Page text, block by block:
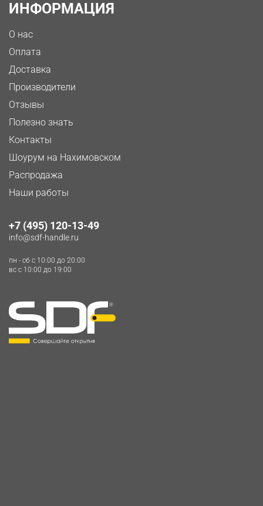
ИНФОРМАЦИЯ
О нас
Оплата
Доставка
Производители
Отзывы
Полезно знать
Контакты
Шоурум на Нахимовском
Распродажа
Наши работы
+7 (495) 120-13-49
info@sdf-handle.ru
пн - сб c 10:00 до 20:00
вс c 10:00 до 19:00